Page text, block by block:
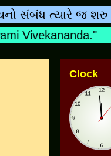
ત્યારે જ શરુ થાય
Vivekananda."
Clock